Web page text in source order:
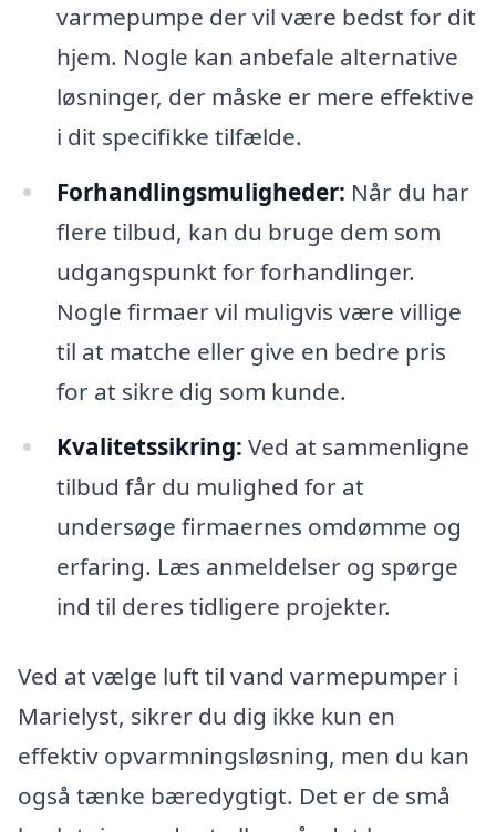
varmepumpe der vil være bedst for dit
hjem. Nogle kan anbefale alternative
løsninger, der måske er mere effektive
i dit specifikke tilfælde.
Forhandlingsmuligheder: Når du har
flere tilbud, kan du bruge dem som
udgangspunkt for forhandlinger.
Nogle firmaer vil muligvis være villige
til at matche eller give en bedre pris
for at sikre dig som kunde.
Kvalitetssikring: Ved at sammenligne
tilbud får du mulighed for at
undersøge firmaernes omdømme og
erfaring. Læs anmeldelser og spørge
ind til deres tidligere projekter.
Ved at vælge luft til vand varmepumper i
Marielyst, sikrer du dig ikke kun en
effektiv opvarmningsløsning, men du kan
også tænke bæredygtigt. Det er de små